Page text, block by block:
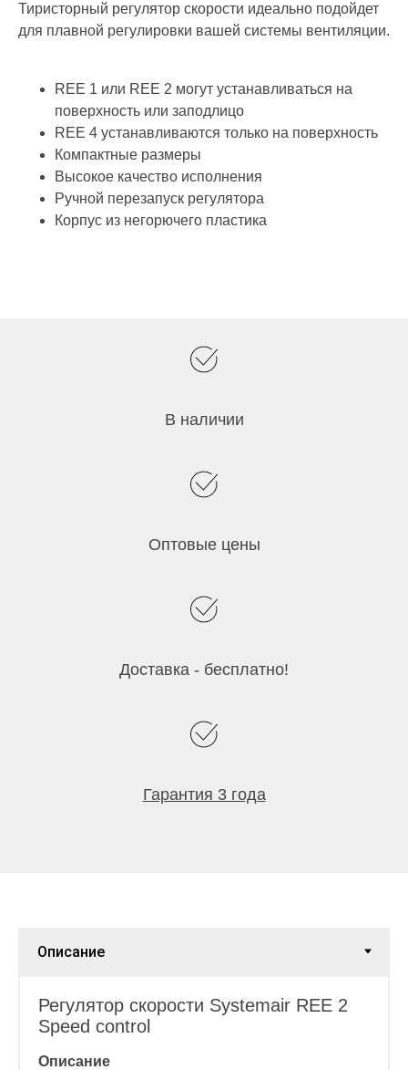
Тиристорный регулятор скорости идеально подойдет
для плавной регулировки вашей системы вентиляции.
REE 1 или REE 2 могут устанавливаться на
поверхность или заподлицо
REE 4 устанавливаются только на поверхность
Компактные размеры
Высокое качество исполнения
Ручной перезапуск регулятора
Корпус из негорючего пластика
В наличии
Оптовые цены
Доставка - бесплатно!
Гарантия 3 года
Регулятор скорости Systemair REE 2
Speed control
Описание